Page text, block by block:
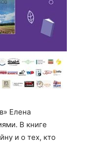
Елена
В книге
и о тех, кто